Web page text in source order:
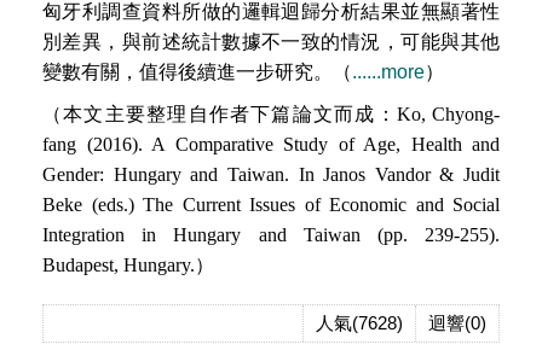
匈牙利調查資料所做的邏輯迴歸分析結果並無顯著性
別差異，與前述統計數據不一致的情況，可能與其他
變數有關，值得後續進一步研究。（......more）
（本文主要整理自作者下篇論文而成： Ko, Chyong-
fang (2016). A Comparative Study of Age, Health and
Gender: Hungary and Taiwan. In Janos Vandor & Judit
Beke (eds.) The Current Issues of Economic and Social
Integration in Hungary and Taiwan (pp. 239-255).
Budapest, Hungary.）
迴響(0)
人氣(7628)